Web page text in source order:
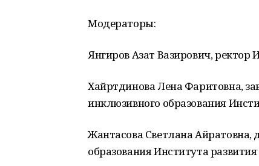
Модераторы:
Янгиров Азат Вазирович, ректор
Хайртдинова Лена Фаритовна,
инклюзивного образования
Жантасова Светлана Айратовна,
образования Института